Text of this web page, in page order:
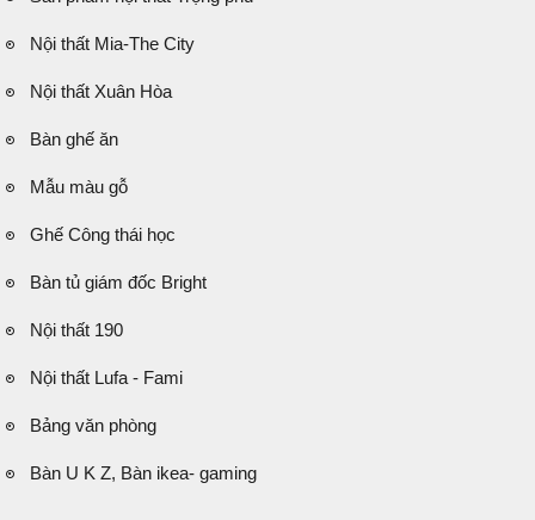
Nội thất Mia-The City
Nội thất Xuân Hòa
Bàn ghế ăn
Mẫu màu gỗ
Ghế Công thái học
Bàn tủ giám đốc Bright
Nội thất 190
Nội thất Lufa - Fami
Bảng văn phòng
Bàn U K Z, Bàn ikea- gaming